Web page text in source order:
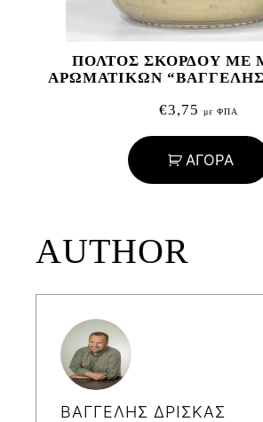
ΠΟΛΤΟΣ ΣΚΟΡΔΟΥ ΜΕ
ΑΡΩΜΑΤΙΚΩΝ “ΒΑΓΓΕΛΗΣ
€3,75 με ΦΠΑ
ΑΓΟΡΑ
AUTHOR
ΒΑΓΓΕΛΗΣ ΔΡΙΣΚΑΣ